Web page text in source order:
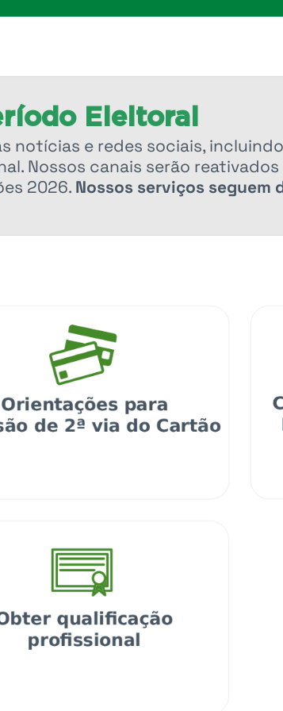
Eleitoral
notícias e redes sociais,
Nossos canais serão
2026. Nossos serviços seguem